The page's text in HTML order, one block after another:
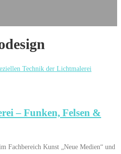
– Funken, Felsen &
Fachbereich Kunst „Neue Medien“ und